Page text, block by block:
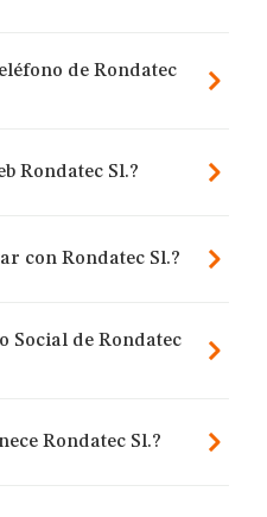
de Rondatec
Rondatec Sl.?
con Rondatec Sl.?
Social de Rondatec
Rondatec Sl.?